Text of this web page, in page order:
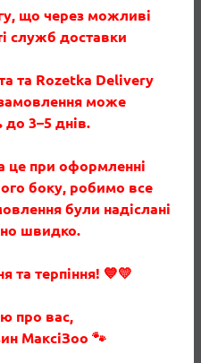
котів, що віддають
утримання
походження,
злаки,
жири, вітаміни,
що через можливі
служб доставки
та Rozetka Delivery
може
до 3–5 днів.
це при оформленні
боку, робимо все
були надіслані
швидко.
та терпіння! 💙💛
про вас,
МаксіЗоо 🐾